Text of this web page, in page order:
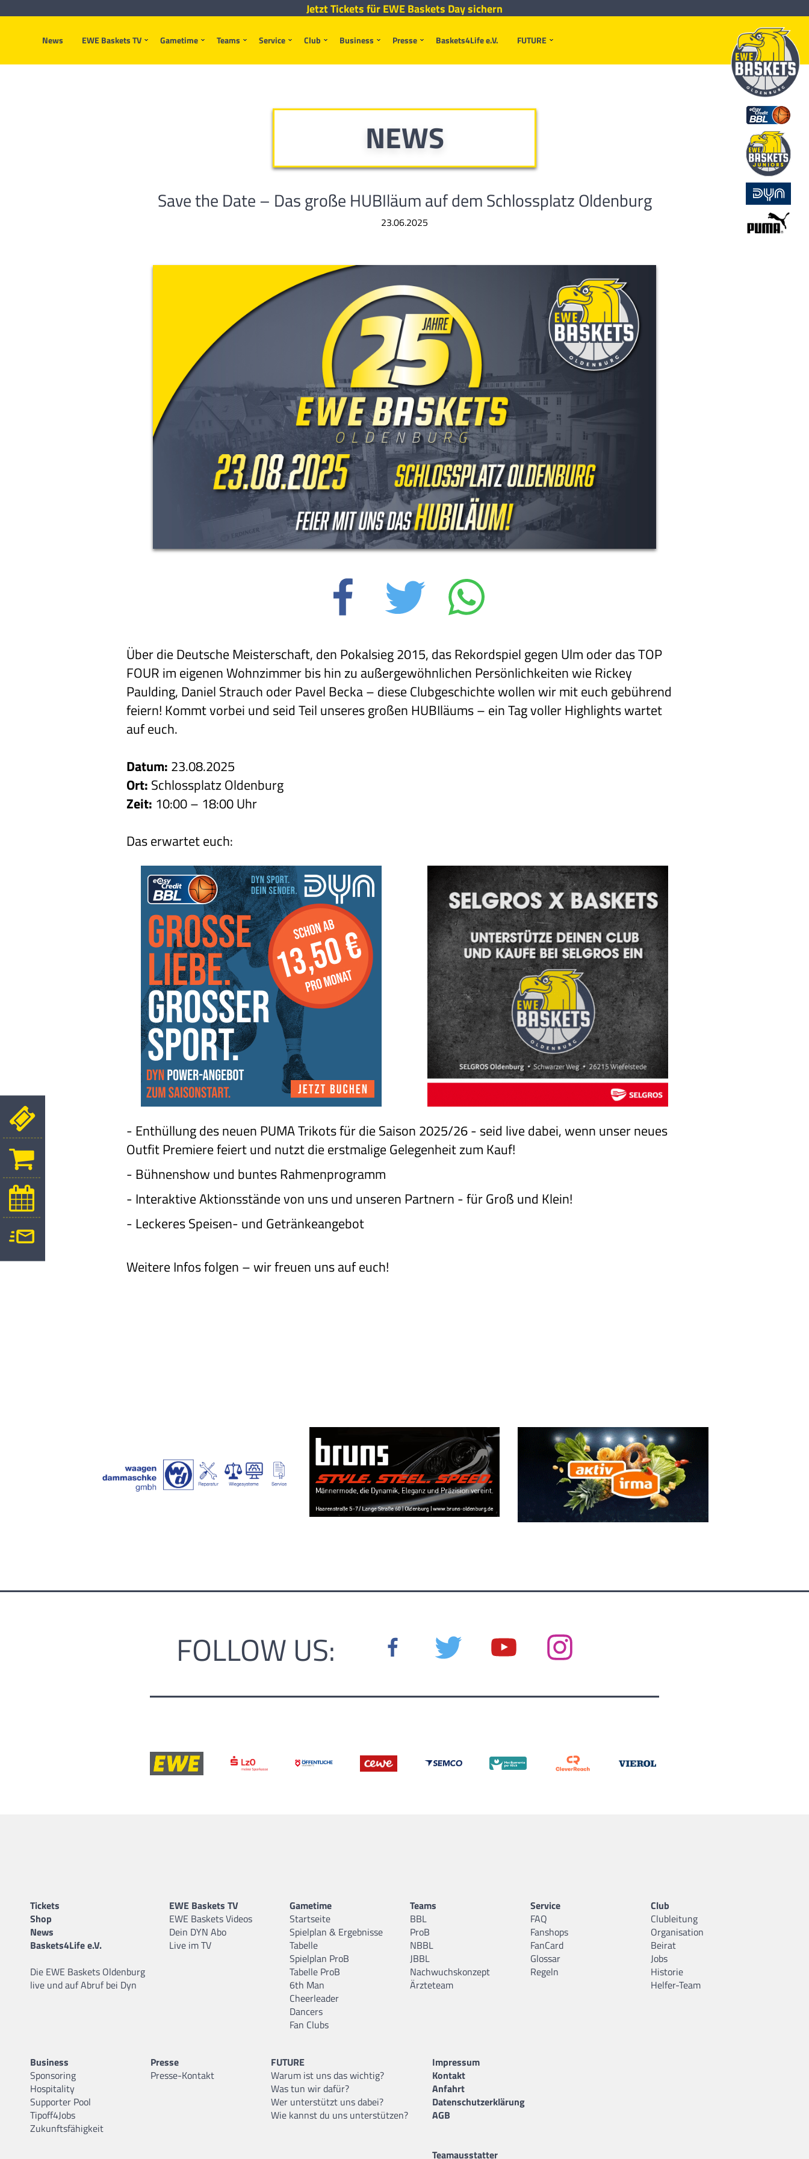
News EWE Baskets TV Gametime Teams Service Club Business Presse Baskets4Life e.V. FUTURE
Jetzt Tickets für EWE Baskets Day sichern
NEWS
Save the Date – Das große HUBIläum auf dem Schlossplatz Oldenburg
23.06.2025
Über die Deutsche Meisterschaft, den Pokalsieg 2015, das Rekordspiel gegen Ulm oder das TOP
FOUR im eigenen Wohnzimmer bis hin zu außergewöhnlichen Persönlichkeiten wie Rickey
Paulding, Daniel Strauch oder Pavel Becka – diese Clubgeschichte wollen wir mit euch gebührend
feiern! Kommt vorbei und seid Teil unseres großen HUBIläums – ein Tag voller Highlights wartet
auf euch.
Datum: 23.08.2025
Ort: Schlossplatz Oldenburg
Zeit: 10:00 – 18:00 Uhr
Das erwartet euch:
- Enthüllung des neuen PUMA Trikots für die Saison 2025/26 - seid live dabei, wenn unser neues
Outfit Premiere feiert und nutzt die erstmalige Gelegenheit zum Kauf!
- Bühnenshow und buntes Rahmenprogramm
- Interaktive Aktionsstände von uns und unseren Partnern - für Groß und Klein!
- Leckeres Speisen- und Getränkeangebot
Weitere Infos folgen – wir freuen uns auf euch!
FOLLOW US:
Tickets
Shop
News
Baskets4Life e.V.
Die EWE Baskets Oldenburg
live und auf Abruf bei Dyn
EWE Baskets TV
EWE Baskets Videos
Dein DYN Abo
Live im TV
Gametime
Startseite
Spielplan & Ergebnisse
Tabelle
Spielplan ProB
Tabelle ProB
6th Man
Cheerleader
Dancers
Fan Clubs
Teams
BBL
ProB
NBBL
JBBL
Nachwuchskonzept
Ärzteteam
Service
FAQ
Fanshops
FanCard
Glossar
Regeln
Club
Clubleitung
Organisation
Beirat
Jobs
Historie
Helfer-Team
Business
Sponsoring
Hospitality
Supporter Pool
Tipoff4Jobs
Zukunftsfähigkeit
Presse
Presse-Kontakt
FUTURE
Warum ist uns das wichtig?
Was tun wir dafür?
Wer unterstützt uns dabei?
Wie kannst du uns unterstützen?
Impressum
Kontakt
Anfahrt
Datenschutzerklärung
AGB
Teamausstatter